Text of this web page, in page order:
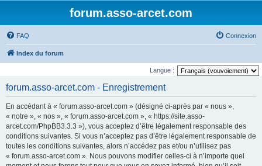
forum.asso-arcet.com
FAQ Connexion
Index du forum
Langue :
forum.asso-arcet.com - Enregistrement
En accédant à « forum.asso-arcet.com » (désigné ci-après par « nous »,
« notre », « nos », « forum.asso-arcet.com », « https://site.asso-
arcet.com/PhpBB3.3.3 »), vous acceptez d’être légalement responsable des
conditions suivantes. Si vous n’acceptez pas d’être légalement responsable de
toutes les conditions suivantes, alors n’accédez pas et/ou n’utilisez pas
« forum.asso-arcet.com ». Nous pouvons modifier celles-ci à n’importe quel